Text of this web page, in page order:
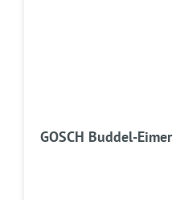
GOSCH Buddel-